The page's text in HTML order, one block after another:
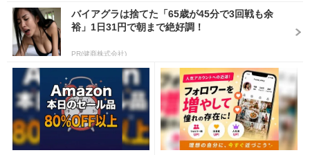
バイアグラは捨てた「65歳が45分で3回戦も余
裕」1日31円で朝まで絶好調！
PR(健商株式会社)